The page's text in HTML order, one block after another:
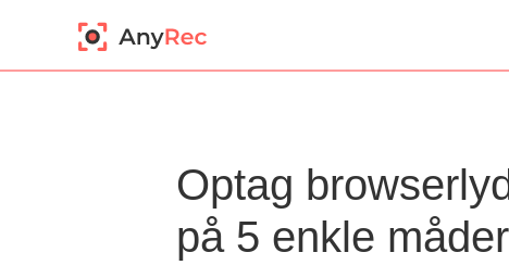
Optag
på 5 enkle måder